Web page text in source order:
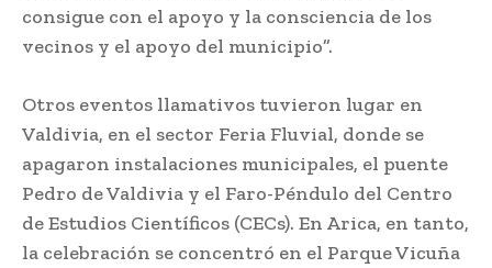
consigue con el apoyo y la consciencia de los
vecinos y el apoyo del municipio”.
Otros eventos llamativos tuvieron lugar en
Valdivia, en el sector Feria Fluvial, donde se
apagaron instalaciones municipales, el puente
Pedro de Valdivia y el Faro-Péndulo del Centro
de Estudios Científicos (CECs). En Arica, en tanto,
la celebración se concentró en el Parque Vicuña